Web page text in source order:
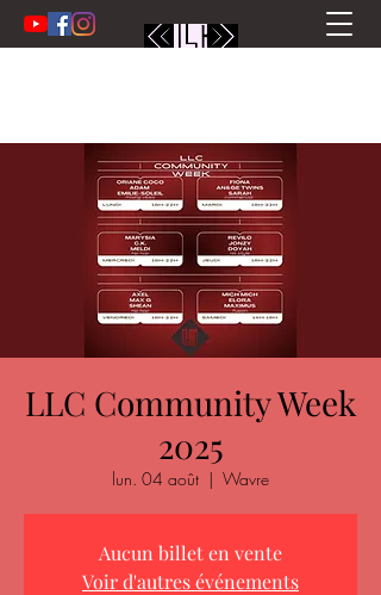
LLC Community Week
2025
lun. 04 août
  |
Wavre
Aucun billet en vente
Voir d'autres événements